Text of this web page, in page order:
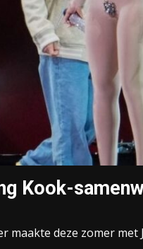
Kook-
deze zomer met